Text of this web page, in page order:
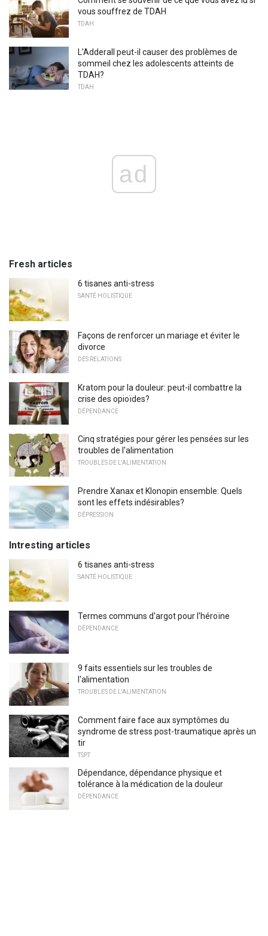
vous souffrez de TDAH
TDAH
L'Adderall peut-il causer des problèmes de
sommeil chez les adolescents atteints de
TDAH?
TDAH
ad
Fresh articles
6 tisanes anti-stress
SANTÉ HOLISTIQUE
Façons de renforcer un mariage et éviter le
divorce
DES RELATIONS
Kratom pour la douleur: peut-il combattre la
crise des opioïdes?
DÉPENDANCE
Cinq stratégies pour gérer les pensées sur les
troubles de l'alimentation
TROUBLES DE L'ALIMENTATION
Prendre Xanax et Klonopin ensemble: Quels
sont les effets indésirables?
DÉPRESSION
Intresting articles
6 tisanes anti-stress
SANTÉ HOLISTIQUE
Termes communs d'argot pour l'héroïne
DÉPENDANCE
9 faits essentiels sur les troubles de
l'alimentation
TROUBLES DE L'ALIMENTATION
Comment faire face aux symptômes du
syndrome de stress post-traumatique après un
tir
TSPT
Dépendance, dépendance physique et
tolérance à la médication de la douleur
DÉPENDANCE